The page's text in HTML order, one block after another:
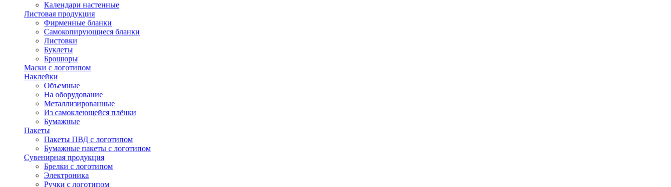
Календари настенные
Листовая продукция
Фирменные бланки
Самокопирующиеся бланки
Листовки
Буклеты
Брошюры
Маски с логотипом
Наклейки
Объемные
На оборудование
Металлизированные
Из самоклеющейся плёнки
Бумажные
Пакеты
Пакеты ПВД с логотипом
Бумажные пакеты с логотипом
Сувенирная продукция
Брелки с логотипом
Электроника
Ручки с логотипом